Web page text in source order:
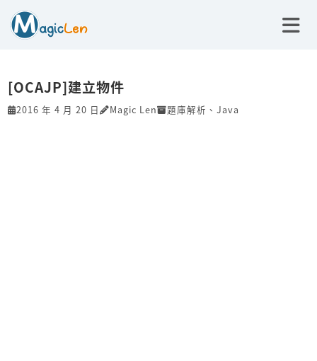
[OCAJP]建立物件
2016 年 4 月 20 日 Magic Len 題庫解析 、 Java